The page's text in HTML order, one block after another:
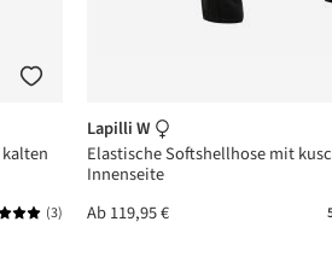
Bewertung von 5 von 5
(3)
Lapilli W
Elastische Softshellhose mit
Innenseite
Ab119,95 €